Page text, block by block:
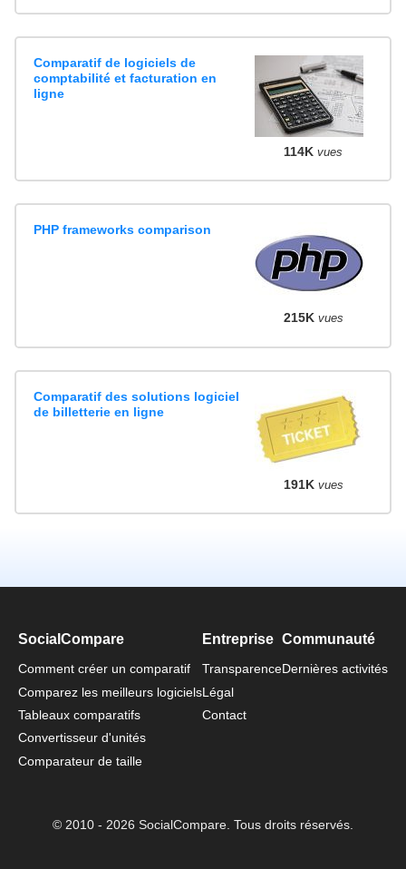
Comparatif de logiciels de
comptabilité et facturation en
ligne
114K vues
PHP frameworks comparison
215K vues
Comparatif des solutions logiciel
de billetterie en ligne
191K vues
SocialCompare
Comment créer un comparatif
Comparez les meilleurs logiciels
Tableaux comparatifs
Convertisseur d'unités
Comparateur de taille
Entreprise
Transparence
Légal
Contact
Communauté
Dernières activités
© 2010 - 2026 SocialCompare. Tous droits réservés.